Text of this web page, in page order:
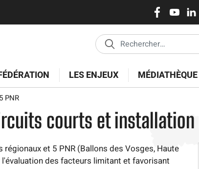
principal
Réseaux
sociaux
LES ENJEUX MÉDIATHÈQUE
PNR
courts et installation
et 5 PNR (Ballons des Vosges, Haute
l'évaluation des facteurs limitant et favorisant